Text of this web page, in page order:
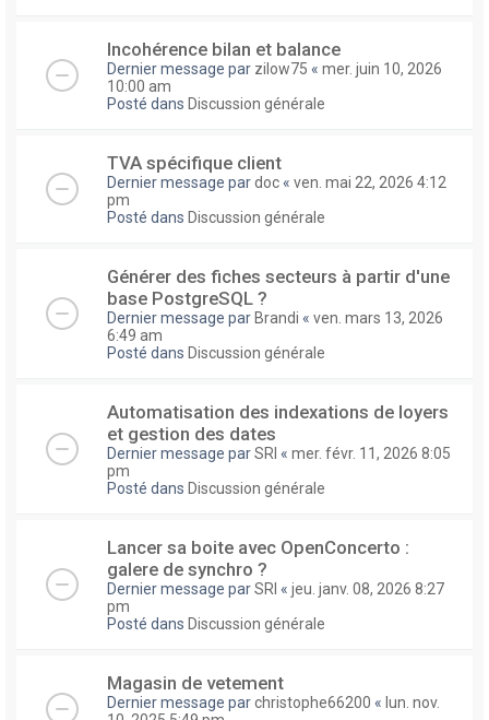
Incohérence bilan et balance
Dernier message par zilow75 « mer. juin 10, 2026
10:00 am
Posté dans Discussion générale
TVA spécifique client
Dernier message pardoc « ven. mai 22, 2026 4:12
pm
Posté dans Discussion générale
Générer des fiches secteurs à partir d'une
base PostgreSQL ?
Dernier message par Brandi « ven. mars 13, 2026
6:49 am
Posté dans Discussion générale
Automatisation des indexations de loyers
et gestion des dates
Dernier message parSRI « mer. févr. 11, 2026 8:05
pm
Posté dans Discussion générale
Lancer sa boite avec OpenConcerto :
galere de synchro ?
Dernier message parSRI « jeu. janv. 08, 2026 8:27
pm
Posté dans Discussion générale
Magasin de vetement
Dernier message parchristophe66200 « lun. nov.